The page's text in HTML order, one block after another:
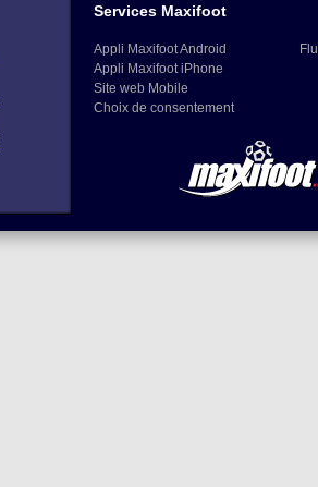
Services Maxifoot
Appli Maxifoot Android
Appli Maxifoot iPhone
Site web Mobile
Choix de consentement